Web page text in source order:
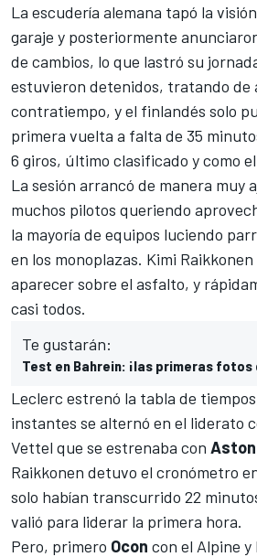
La escudería alemana tapó la
garaje y posteriormente
de cambios, lo que lastró su
estuvieron detenidos, tratando de
contratiempo, y el finlandés solo
primera vuelta a falta de 35
6 giros, último clasificado y como
La sesión arrancó de manera muy
muchos pilotos queriendo
la mayoría de equipos luciendo
en los monoplazas. Kimi Raikkonen
aparecer sobre el asfalto, y
casi todos.
Te gustarán:
Test en Bahrein: ¡las primeras fotos
Leclerc estrenó la tabla de
instantes se alternó en el liderato
Vettel que se estrenaba con
Raikkonen detuvo el cronómetro
solo habían transcurrido 22
valió para liderar la primera hora.
Pero, primero Ocon con el Alpine y